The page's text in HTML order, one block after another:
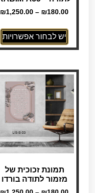
₪180.00
–
₪1,250.00
יש לבחור אפשרויות
תמונת זכוכית של
מזמור לתודה בורדו